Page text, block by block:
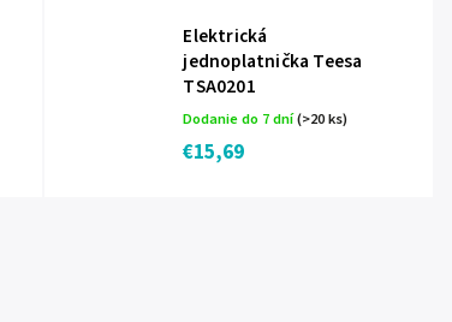
Elektrická
jednoplatnička Teesa
TSA0201
Dodanie do 7 dní(>20 ks)
€15,69